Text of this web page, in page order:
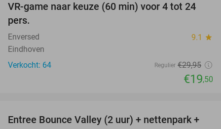
35%
VR-game naar keuze (60 min) voor 4 tot 24
pers.
Enversed 9.1 star
Eindhoven
Verkocht: 64
Regulier €29,95
€19,50
46%
Entree Bounce Valley (2 uur) + nettenpark +